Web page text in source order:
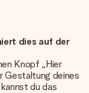
dies auf der
Knopf „Hier
Gestaltung deines
du das